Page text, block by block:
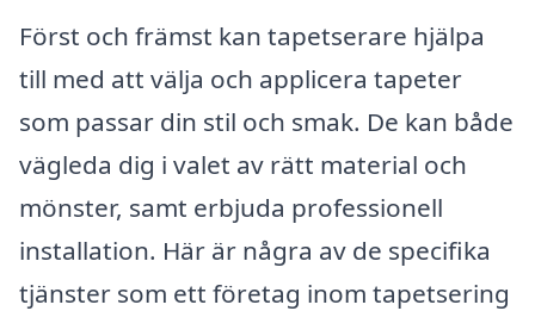
Först och främst kan tapetserare hjälpa
till med att välja och applicera tapeter
som passar din stil och smak. De kan både
vägleda dig i valet av rätt material och
mönster, samt erbjuda professionell
installation. Här är några av de specifika
tjänster som ett företag inom tapetsering